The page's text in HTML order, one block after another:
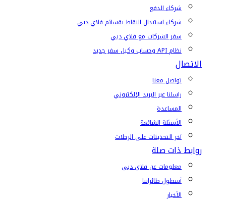
شركاء الدفع
شركاء استبدال النقاط بقسائم فلاي دبي
سفر الشركات مع فلاي دبي
نظام API وحساب وكيل سفر جديد
الاتصال
تواصل معنا
راسلنا عبر البريد الإلكتروني
المساعدة
الأسئلة الشائعة
آخر التحديثات على الرحلات
روابط ذات صلة
معلومات عن فلاي دبي
أسطول طائراتنا
الأخبار